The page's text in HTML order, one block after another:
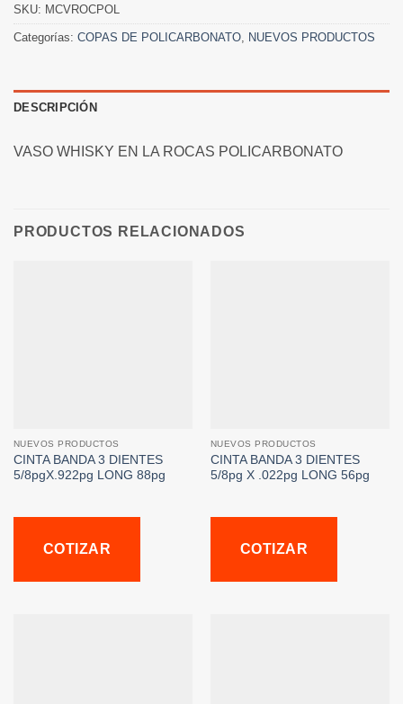
SKU: MCVROCPOL
Categorías: COPAS DE POLICARBONATO, NUEVOS PRODUCTOS
DESCRIPCIÓN
VASO WHISKY EN LA ROCAS POLICARBONATO
PRODUCTOS RELACIONADOS
NUEVOS PRODUCTOS
CINTA BANDA 3 DIENTES
5/8pgX.922pg LONG 88pg
COTIZAR
NUEVOS PRODUCTOS
CINTA BANDA 3 DIENTES
5/8pg X .022pg LONG 56pg
COTIZAR